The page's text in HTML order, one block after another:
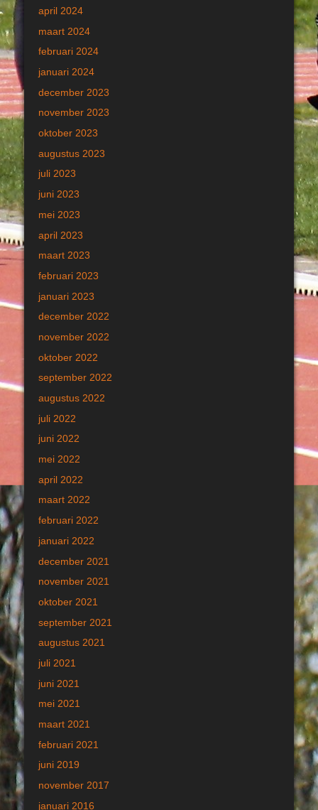
april 2024
maart 2024
februari 2024
januari 2024
december 2023
november 2023
oktober 2023
augustus 2023
juli 2023
juni 2023
mei 2023
april 2023
maart 2023
februari 2023
januari 2023
december 2022
november 2022
oktober 2022
september 2022
augustus 2022
juli 2022
juni 2022
mei 2022
april 2022
maart 2022
februari 2022
januari 2022
december 2021
november 2021
oktober 2021
september 2021
augustus 2021
juli 2021
juni 2021
mei 2021
maart 2021
februari 2021
juni 2019
november 2017
januari 2016